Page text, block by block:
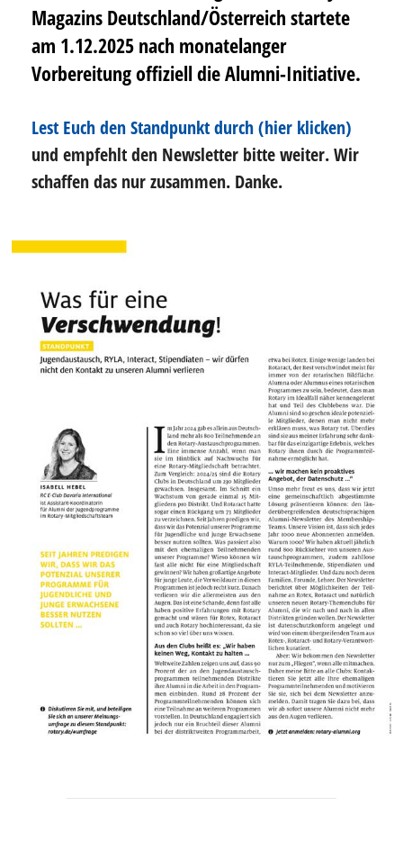
Magazins Deutschland/Österreich startete
am 1.12.2025 nach monatelanger
Vorbereitung offiziell die Alumni-Initiative.
Lest Euch den Standpunkt durch (hier klicken)
und empfehlt den Newsletter bitte weiter. Wir
schaffen das nur zusammen. Danke.